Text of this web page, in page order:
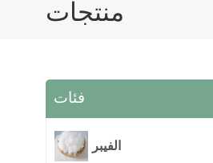
منتجات
فئات
الفيبر